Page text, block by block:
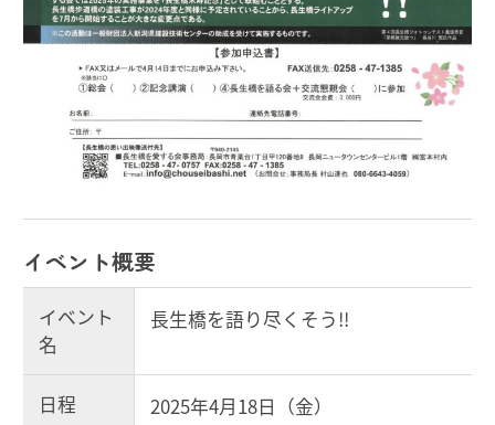
イベント概要
イベント
名
長生橋を語り尽くそう!!
日程 2025年4月18日（金）